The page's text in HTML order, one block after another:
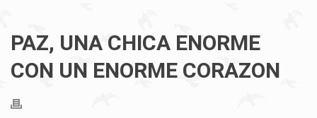
PAZ, UNA CHICA ENORME
CON UN ENORME CORAZON